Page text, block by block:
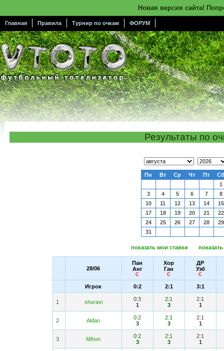
Новая версия сайта!
Главная Правила Турнир по очкам ФОРУМ
Результаты по
Пн Вт Ср Чт Пт
1
3
4 5 6 7
8
10
11 12 13 14
15
17
18 19 20 21
22
24
25 26 27 28
29
31
показать мои ставки
28/06
Пан
Анг
С
Хор
Ган
С
ДР
Узб
С
Игрок 0:2 2:1 3:1
1 shuravi
0:3
1
2:1
3
2:1
1
2 Aldan
0:2
3
2:1
3
2:1
1
3 Mihon
0:2
3
2:1
3
2:1
1